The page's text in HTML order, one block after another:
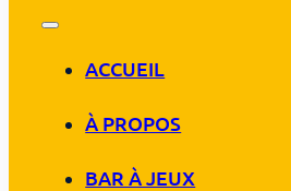
ACCUEIL
À PROPOS
BAR À JEUX